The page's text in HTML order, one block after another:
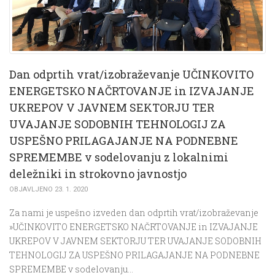
Dan odprtih vrat/izobraževanje UČINKOVITO
ENERGETSKO NAČRTOVANJE in IZVAJANJE
UKREPOV V JAVNEM SEKTORJU TER
UVAJANJE SODOBNIH TEHNOLOGIJ ZA
USPEŠNO PRILAGAJANJE NA PODNEBNE
SPREMEMBE v sodelovanju z lokalnimi
deležniki in strokovno javnostjo
OBJAVLJENO 23. 1. 2020
Za nami je uspešno izveden dan odprtih vrat/izobraževanje
»UČINKOVITO ENERGETSKO NAČRTOVANJE in IZVAJANJE
UKREPOV V JAVNEM SEKTORJU TER UVAJANJE SODOBNIH
TEHNOLOGIJ ZA USPEŠNO PRILAGAJANJE NA PODNEBNE
SPREMEMBE v sodelovanju…